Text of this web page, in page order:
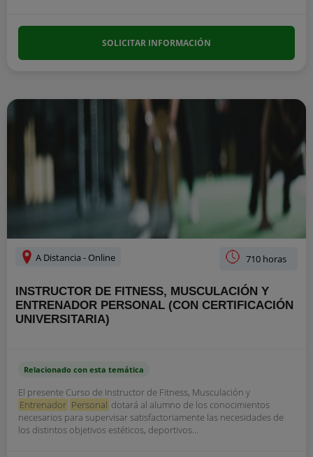
SOLICITAR INFORMACIÓN
A Distancia - Online 710 horas
INSTRUCTOR DE FITNESS, MUSCULACIÓN Y
ENTRENADOR PERSONAL (CON CERTIFICACIÓN
UNIVERSITARIA)
Relacionado con esta temática
El presente Curso de Instructor de Fitness, Musculación y
Entrenador Personal dotará al alumno de los conocimientos
necesarios para supervisar satisfactoriamente las necesidades de
los distintos objetivos estéticos, deportivos...